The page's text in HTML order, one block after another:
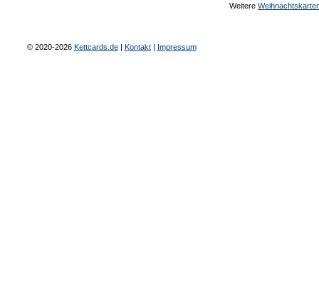
Weitere
© 2020-2026 Kettcards.de| Kontakt| Impressum